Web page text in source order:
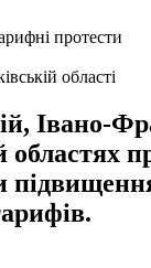
області
Івано-
областях